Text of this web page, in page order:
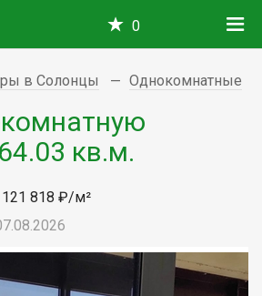
0
в Солонцы Однокомнатные
кв.м.
121 818 ₽/м²